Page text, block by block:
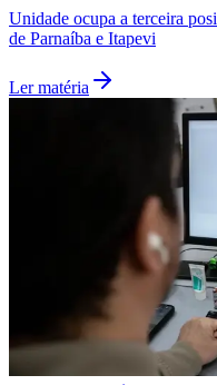
Unidade ocupa a terceira
de Parnaíba e Itapevi
Ler matéria